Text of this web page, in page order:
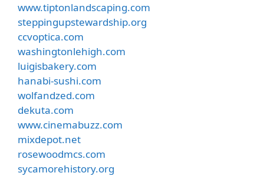
www.tiptonlandscaping.com
steppingupstewardship.org
ccvoptica.com
washingtonlehigh.com
luigisbakery.com
hanabi-sushi.com
wolfandzed.com
dekuta.com
www.cinemabuzz.com
mixdepot.net
rosewoodmcs.com
sycamorehistory.org